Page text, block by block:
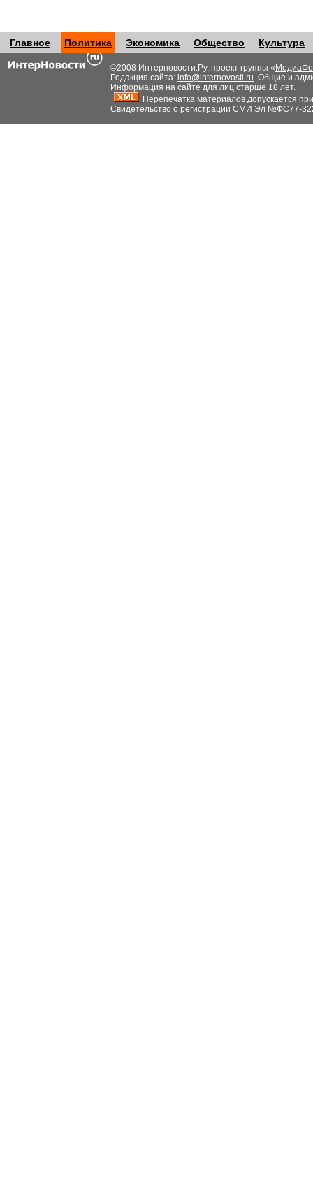
Главное Политика Экономика Общество Культура
©2008 Интерновости.Ру, проект группы «
Редакция сайта: info@internovosti.ru. Общие и
Информация на сайте для лиц старше 18 лет.
Перепечатка материалов допускается
Свидетельство о регистрации СМИ Эл №ФС77-